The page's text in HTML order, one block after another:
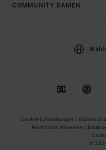
COMMUNITY DAMEN
Cookie-Einstellungen |
Rechtliche Hinweise |
©